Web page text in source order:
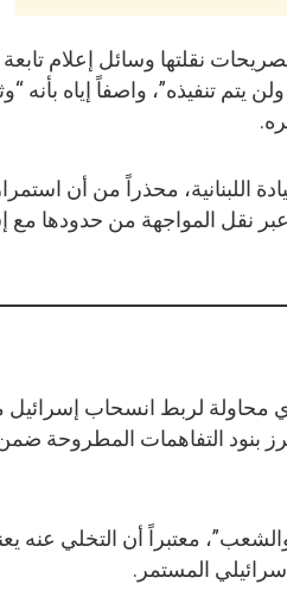
نقلتها وسائل إعلام
تنفيذه”، واصفاً إياه بأنه
اللبنانية، محذراً من أن
نقل المواجهة من حدودها مع
محاولة لربط انسحاب إسرائيل
بنود التفاهمات المطروحة ضمن
معتبراً أن التخلي عنه
المستمر.